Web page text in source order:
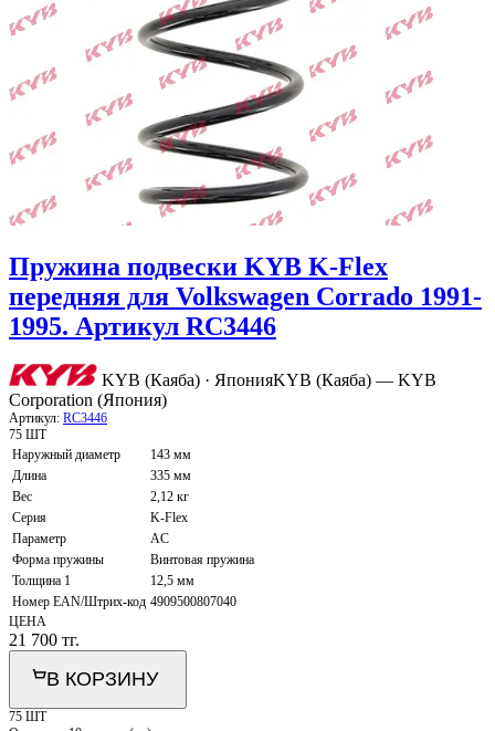
Пружина подвески KYB K-Flex
передняя для Volkswagen Corrado 1991-
1995. Артикул RC3446
KYB (Каяба) · ЯпонияKYB (Каяба) — KYB
Corporation (Япония)
Артикул: RC3446
75 ШТ
Наружный диаметр
143 мм
Длина
335 мм
Вес
2,12 кг
Серия
K-Flex
Параметр
AC
Форма пружины
Винтовая пружина
Толщина 1
12,5 мм
Номер EAN/Штрих-код 4909500807040
ЦЕНА
21 700 тг.
В КОРЗИНУ
75 ШТ